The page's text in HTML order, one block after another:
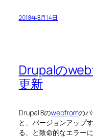
2018年8月14日
Drupalの
更新
Drupal 8のwebfromの
と、バージョンアップ
る、と致命的なエラー